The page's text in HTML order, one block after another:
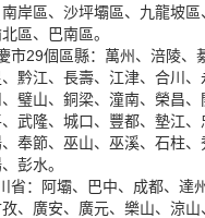
岸區、沙坪壩區、九龍坡區
區、巴南區。
市29個區縣：萬州、涪陵、
黔江、長壽、江津、合川、
璧山、銅梁、潼南、榮昌、
武隆、城口、豐都、墊江、
奉節、巫山、巫溪、石柱、
彭水。
省：阿壩、巴中、成都、達州
、廣安、廣元、樂山、涼山